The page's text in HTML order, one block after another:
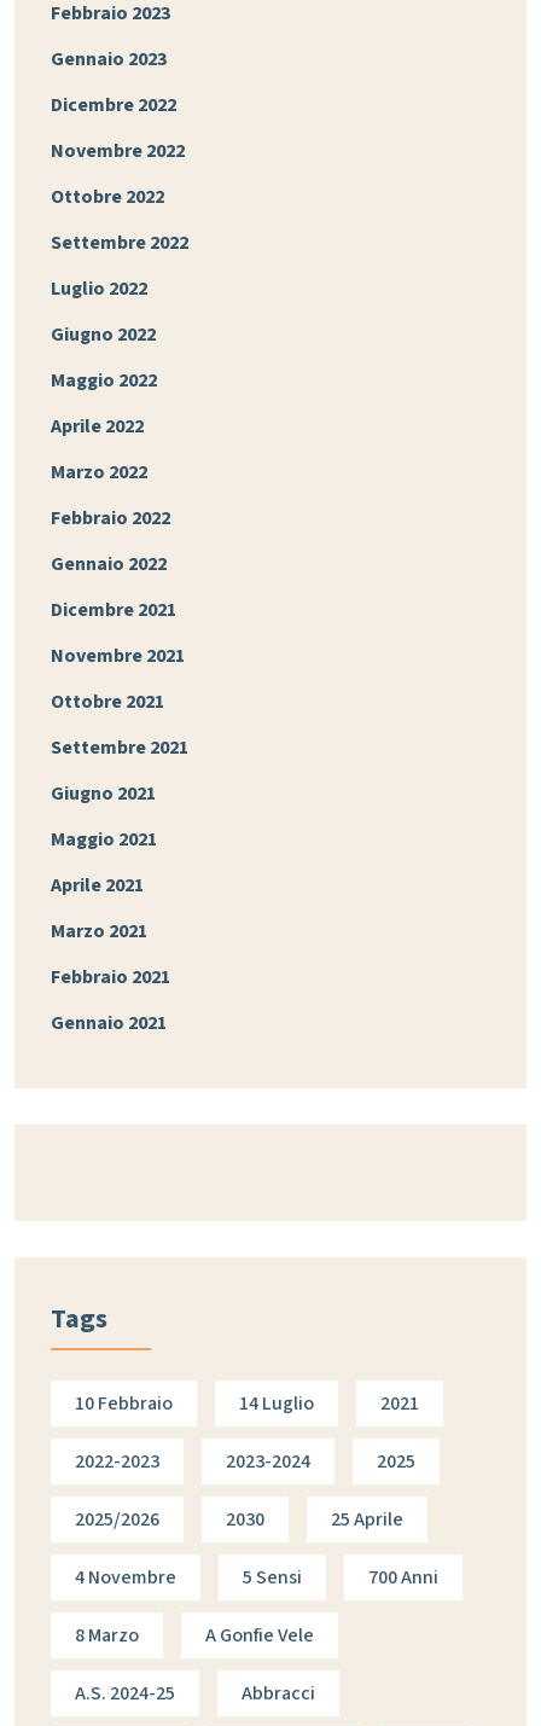
Febbraio 2023
Gennaio 2023
Dicembre 2022
Novembre 2022
Ottobre 2022
Settembre 2022
Luglio 2022
Giugno 2022
Maggio 2022
Aprile 2022
Marzo 2022
Febbraio 2022
Gennaio 2022
Dicembre 2021
Novembre 2021
Ottobre 2021
Settembre 2021
Giugno 2021
Maggio 2021
Aprile 2021
Marzo 2021
Febbraio 2021
Gennaio 2021
Tags
10 Febbraio 14 Luglio 2021
2022-2023 2023-2024 2025
2025/2026 2030 25 Aprile
4 Novembre 5 Sensi 700 Anni
8 Marzo A Gonfie Vele
A.s. 2024-25 Abbracci